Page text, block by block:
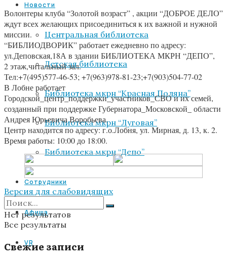
Новости
Центральная библиотека
Детская библиотека
Библиотека мкрн “Красная Поляна”
Библиотека мкрн “Луговая”
Библиотека мкрн “Депо”
Сотрудники
Афиша
VR
Волонтеры клуба “Золотой возраст” , акции “ДОБРОЕ ДЕЛО”
ждут всех желающих присоединиться к их важной и нужной
миссии.
“БИБЛИОДВОРИК” работает ежедневно по адресу:
ул.Деповская,18А в здании БИБЛИОТЕКА МКРН “ДЕПО”,
2 этаж,читальный зал.
Тел:+7(495)577-46-53; +7(963)978-81-23;+7(903)504-77-02
В Лобне работает
Городской_центр_поддержки_участников_СВО и их семей,
созданный при поддержке Губернатора_Московской_ области
Андрея Юрьевича Воробьева.
Центр находится по адресу: г.о.Лобня, ул. Мирная, д. 13, к. 2.
Время работы: 10:00 до 18:00.
Версия для слабовидящих
Нет результатов
Все результаты
Свежие записи